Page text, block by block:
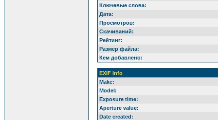
Ключевые слова:
Дата:
Просмотров:
Скачиваний:
Рейтинг:
Размер файла:
Кем добавлено:
EXIF Info
Make:
Model:
Exposure time:
Aperture value:
Date created: